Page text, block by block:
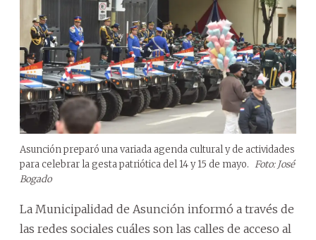
Asunción preparó una variada agenda cultural y de actividades
para celebrar la gesta patriótica del 14 y 15 de mayo. Foto: José
Bogado
La Municipalidad de Asunción informó a través de
las redes sociales cuáles son las calles de acceso al